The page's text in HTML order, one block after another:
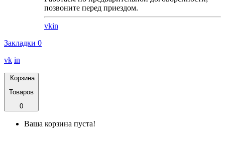
позвоните перед приездом.
vkin
Закладки 0
vk in
Корзина
Товаров
0
Ваша корзина пуста!